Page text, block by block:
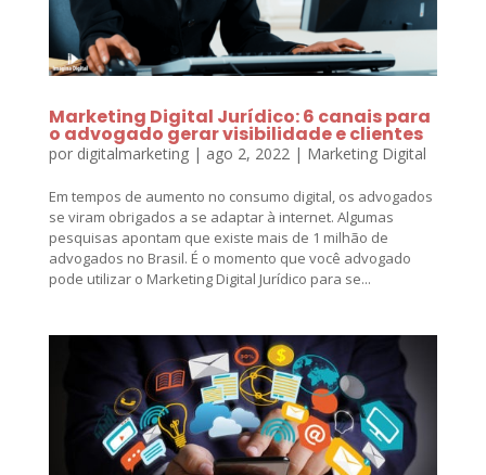
Marketing Digital Jurídico: 6 canais para
o advogado gerar visibilidade e clientes
por digitalmarketing| ago 2, 2022| Marketing Digital
Em tempos de aumento no consumo digital, os advogados
se viram obrigados a se adaptar à internet. Algumas
pesquisas apontam que existe mais de 1 milhão de
advogados no Brasil. É o momento que você advogado
pode utilizar o Marketing Digital Jurídico para se...